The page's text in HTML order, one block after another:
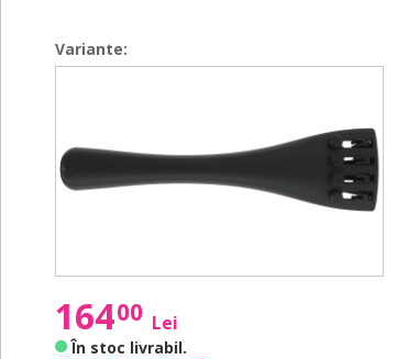
Variante:
4/4
-
4/4
-
16400 Lei
În stoc livrabil.